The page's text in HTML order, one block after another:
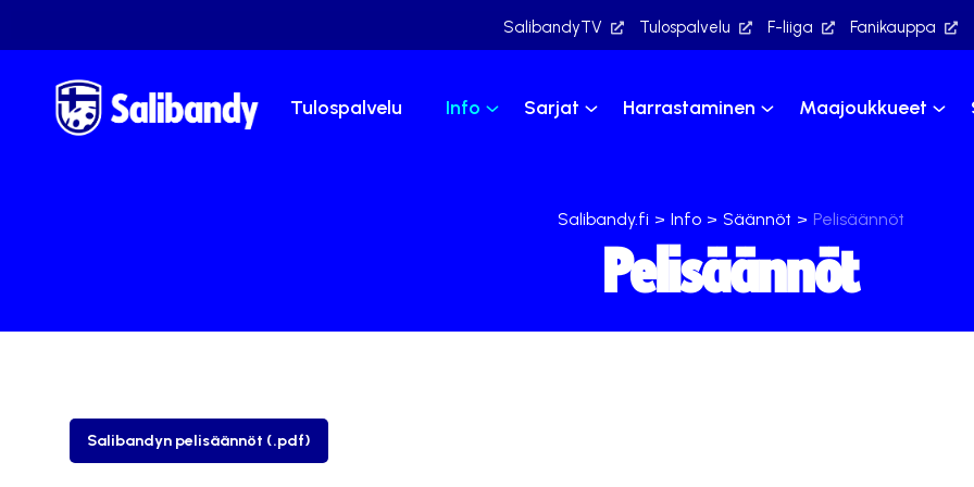
SalibandyTV Tulospalvelu F-liiga Fanikauppa
Tulospalvelu Info Sarjat Harrastaminen Maajoukkueet
Salibandy.fi > Info > Säännöt > Pelisäännöt
Pelisäännöt
Salibandyn pelisäännöt (.pdf)